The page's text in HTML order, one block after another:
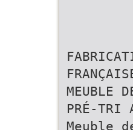
MEUBLE
PRÉ-TRI
Meuble